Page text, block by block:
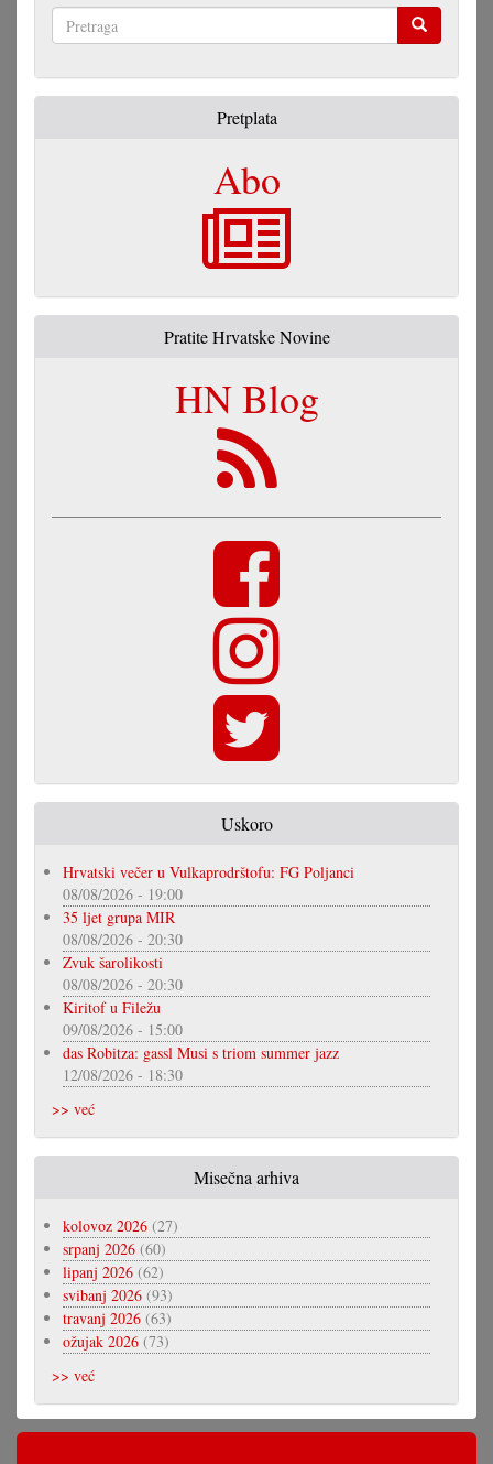
Pretplata
Abo
Pratite Hrvatske Novine
HN Blog
Uskoro
Hrvatski večer u Vulkaprodrštofu: FG Poljanci
08/08/2026 - 19:00
35 ljet grupa MIR
08/08/2026 - 20:30
Zvuk šarolikosti
08/08/2026 - 20:30
Kiritof u Filežu
09/08/2026 - 15:00
das Robitza: gassl Musi s triom summer jazz
12/08/2026 - 18:30
>> već
Misečna arhiva
kolovoz 2026 (27)
srpanj 2026 (60)
lipanj 2026 (62)
svibanj 2026 (93)
travanj 2026 (63)
ožujak 2026 (73)
>> već